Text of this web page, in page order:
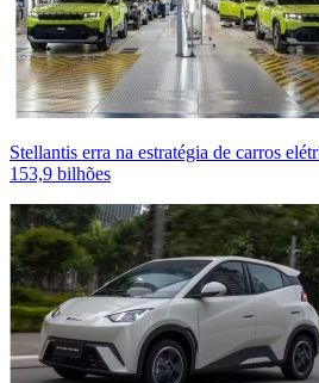
Stellantis erra na estratégia de carros
153,9 bilhões